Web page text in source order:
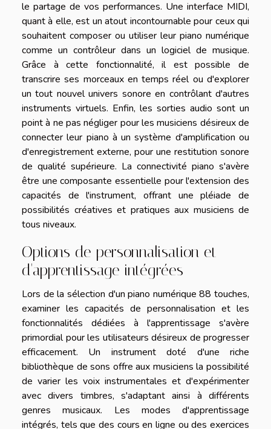
le partage de vos performances. Une interface MIDI,
quant à elle, est un atout incontournable pour ceux qui
souhaitent composer ou utiliser leur piano numérique
comme un contrôleur dans un logiciel de musique.
Grâce à cette fonctionnalité, il est possible de
transcrire ses morceaux en temps réel ou d'explorer
un tout nouvel univers sonore en contrôlant d'autres
instruments virtuels. Enfin, les sorties audio sont un
point à ne pas négliger pour les musiciens désireux de
connecter leur piano à un système d'amplification ou
d'enregistrement externe, pour une restitution sonore
de qualité supérieure. La connectivité piano s'avère
être une composante essentielle pour l'extension des
capacités de l'instrument, offrant une pléiade de
possibilités créatives et pratiques aux musiciens de
tous niveaux.
Options de personnalisation et
d'apprentissage intégrées
Lors de la sélection d'un piano numérique 88 touches,
examiner les capacités de personnalisation et les
fonctionnalités dédiées à l'apprentissage s'avère
primordial pour les utilisateurs désireux de progresser
efficacement. Un instrument doté d'une riche
bibliothèque de sons offre aux musiciens la possibilité
de varier les voix instrumentales et d'expérimenter
avec divers timbres, s'adaptant ainsi à différents
genres musicaux. Les modes d'apprentissage
intégrés, tels que des cours en ligne ou des exercices